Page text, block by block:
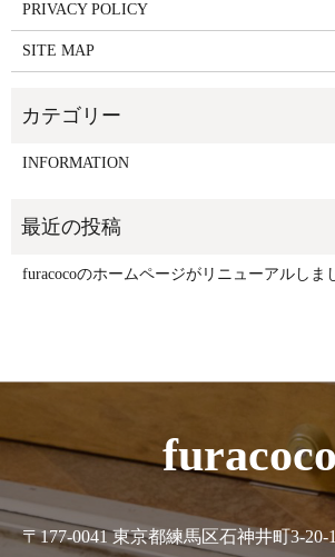
PRIVACY POLICY
SITE MAP
INFORMATION
furacocoのホームページがリニューアルしま
〒177-0041 東京都練馬区石神井町3-